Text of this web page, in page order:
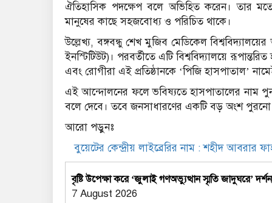
ঐতিহাসিক পদক্ষেপ বলে অভিহিত করেন। তার
মানুষের কাছে সহজবোধ্য ও পরিচিত থাকে।
উল্লেখ্য, বঙ্গবন্ধু শেখ মুজিব মেডিকেল
ইনস্টিটিউট)। পরবর্তীতে এটি বিশ্ববিদ্যালয়ে
এবং রোগীরা এই প্রতিষ্ঠানকে ‘পিজি হাসপাতাল’
এই আন্দোলনের ফলে ভবিষ্যতে হাসপাতালের নাম
বলে দেবে। তবে জনসাধারণের একটি বড় অংশ পুরনো
আরো পড়ুনঃ
বুয়েটের কেন্দ্রীয় লাইব্রেরির নাম : শহীদ আবরার
বৃষ্টি উপেক্ষা করে ‘জুলাই গণঅভ্যুত্থান স্মৃতি জাদুঘরে’
7 August 2026